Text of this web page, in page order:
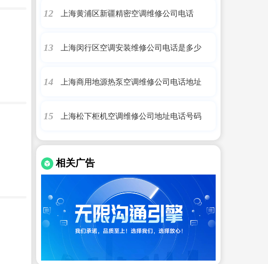
12 上海黄浦区新疆精密空调维修公司电话
13 上海闵行区空调安装维修公司电话是多少
14 上海商用地源热泵空调维修公司电话地址
15 上海松下柜机空调维修公司地址电话号码
相关广告